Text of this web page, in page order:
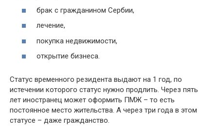
брак с гражданином Сербии,
лечение,
покупка недвижимости,
открытие бизнеса.
Статус временного резидента выдают на 1 год, по
истечении которого статус нужно продлить. Через пять
лет иностранец может оформить ПМЖ – то есть
постоянное место жительства. А через три года в этом
статусе – даже гражданство.